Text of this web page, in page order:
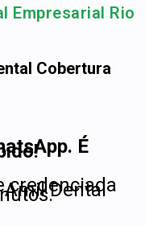
Empresarial Rio
Cobertura
É
credenciada
Dental